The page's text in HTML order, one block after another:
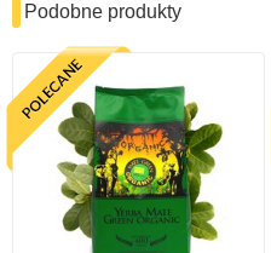
Podobne produkty